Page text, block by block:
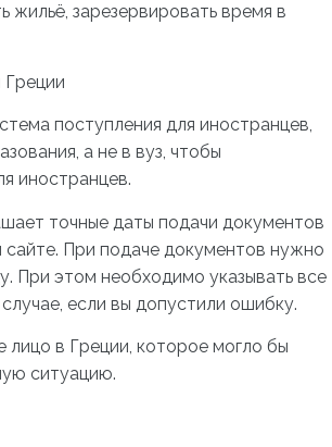
жильё, зарезервировать время в
поступления для иностранцев,
а не в вуз, чтобы
иностранцев.
точные даты подачи документов
При подаче документов нужно
При этом необходимо указывать все
если вы допустили ошибку.
лицо в Греции, которое могло бы
ситуацию.